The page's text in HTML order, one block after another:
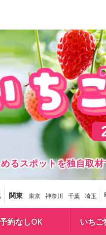
るスポットを独自取
関東 東京 神奈川 千葉 埼玉
予約なしOK いち